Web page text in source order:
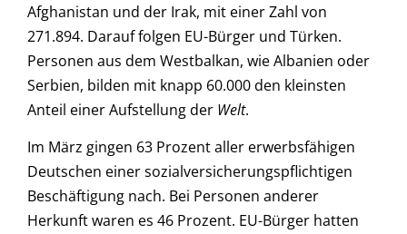
Afghanistan und der Irak, mit einer Zahl von
271.894. Darauf folgen EU-Bürger und Türken.
Personen aus dem Westbalkan, wie Albanien oder
Serbien, bilden mit knapp 60.000 den kleinsten
Anteil einer Aufstellung der Welt.
Im März gingen 63 Prozent aller erwerbsfähigen
Deutschen einer sozialversicherungspflichtigen
Beschäftigung nach. Bei Personen anderer
Herkunft waren es 46 Prozent. EU-Bürger hatten